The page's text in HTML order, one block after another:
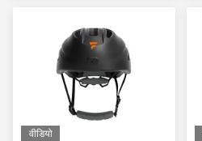
वीडियो